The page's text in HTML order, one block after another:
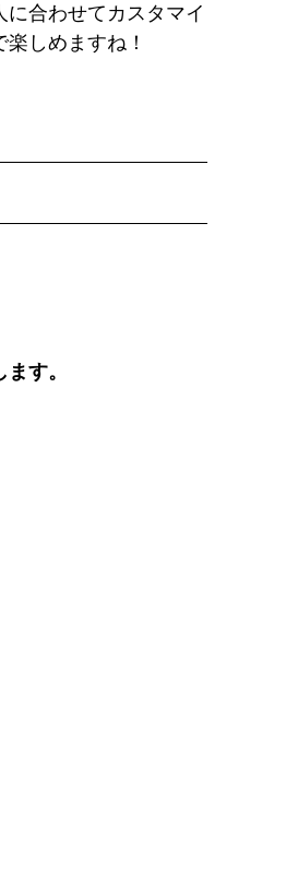
合わせてカスタマイ
しめますね！
す。